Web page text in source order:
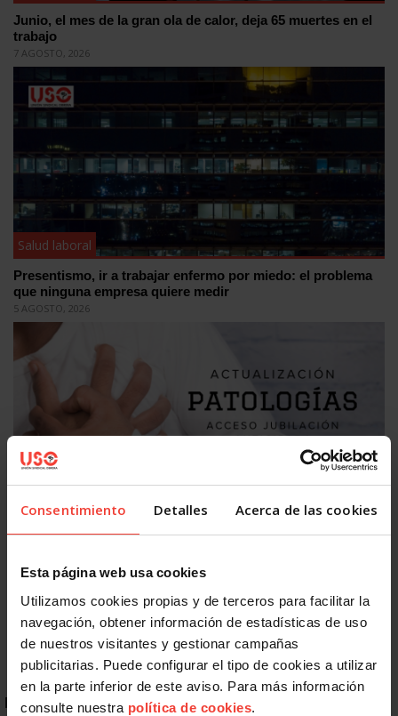
Consentimiento Detalles Acerca de las cookies
Esta página web usa cookies
Utilizamos cookies propias y de terceros para facilitar la
navegación, obtener información de estadísticas de uso
de nuestros visitantes y gestionar campañas
publicitarias. Puede configurar el tipo de cookies a utilizar
en la parte inferior de este aviso. Para más información
consulte nuestra política de cookies.
Junio, el mes de la gran ola de calor, deja 65 muertes en el
trabajo
7 AGOSTO, 2026
Salud laboral
Presentismo, ir a trabajar enfermo por miedo: el problema
que ninguna empresa quiere medir
5 AGOSTO, 2026
ENLACES DESTACADOS